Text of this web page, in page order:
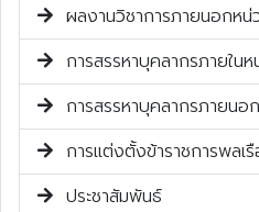
ผลงานวิชาการภายนอกหน่
การสรรหาบุคลากรภายใน
การสรรหาบุคลากรภายนอ
การแต่งตั้งข้าราชการพลเ
ประชาสัมพันธ์